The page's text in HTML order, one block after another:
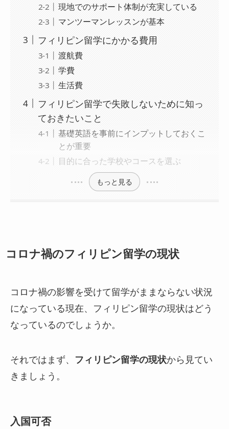
現地でのサポート体制が充実している
マンツーマンレッスンが基本
フィリピン留学にかかる費用
渡航費
学費
生活費
フィリピン留学で失敗しないために知っ
ておきたいこと
基礎英語を事前にインプットしておくこ
とが重要
目的に合った学校やコースを選ぶ
もっと見る
コロナ禍のフィリピン留学の現状
コロナ禍の影響を受けて留学がままならない状況
になっている現在、フィリピン留学の現状はどう
なっているのでしょうか。
それではまず、 フィリピン留学の現状から見てい
きましょう。
入国可否